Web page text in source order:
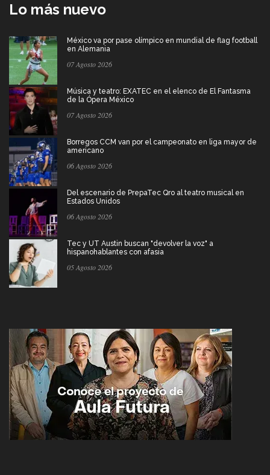
Lo más nuevo
México va por pase olímpico en mundial de flag football
en Alemania
07 Agosto 2026
Música y teatro: EXATEC en el elenco de El Fantasma
de la Ópera México
07 Agosto 2026
Borregos CCM van por el campeonato en liga mayor de
americano
06 Agosto 2026
Del escenario de PrepaTec Qro al teatro musical en
Estados Unidos
06 Agosto 2026
Tec y UT Austin buscan "devolver la voz" a
hispanohablantes con afasia
05 Agosto 2026